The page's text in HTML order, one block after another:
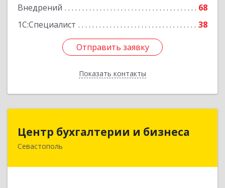
Внедрений
68
1С:Специалист
38
Отправить заявку
Показать контакты
Подробнее
Отправить заявку
Назад
Центр бухгалтерии и бизнеса
Севастополь
Центр бухгалтерии и бизнеса
299026, Севастополь г, Качинский туп, дом №